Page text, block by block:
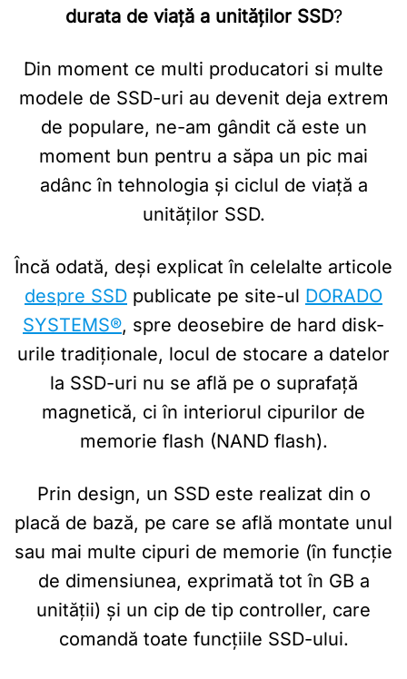
durata de viață a unităților SSD?
Din moment ce multi producatori si multe
modele de SSD-uri au devenit deja extrem
de populare, ne-am gândit că este un
moment bun pentru a săpa un pic mai
adânc în tehnologia și ciclul de viață a
unităților SSD.
Încă odată, deși explicat în celelalte articole
despre SSD publicate pe site-ul DORADO
SYSTEMS®, spre deosebire de hard disk-
urile tradiționale, locul de stocare a datelor
la SSD-uri nu se află pe o suprafață
magnetică, ci în interiorul cipurilor de
memorie flash (NAND flash).
Prin design, un SSD este realizat din o
placă de bază, pe care se află montate unul
sau mai multe cipuri de memorie (în funcție
de dimensiunea, exprimată tot în GB a
unității) și un cip de tip controller, care
comandă toate funcțiile SSD-ului.